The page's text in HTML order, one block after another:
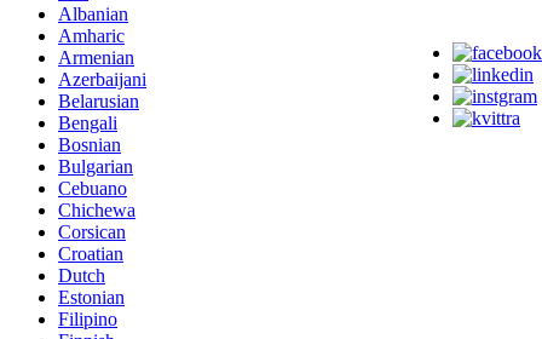
Albanian
Amharic
Armenian
Azerbaijani
Belarusian
Bengali
Bosnian
Bulgarian
Cebuano
Chichewa
Corsican
Croatian
Dutch
Estonian
Filipino